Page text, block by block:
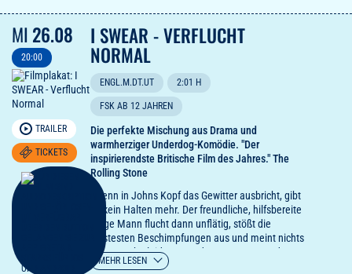
MI 26.08
20:00
TRAILER
TICKETS
I SWEAR - VERFLUCHT
NORMAL
ENGL.M.DT.UT 2:01 H
FSK AB 12 JAHREN
Die perfekte Mischung aus Drama und
warmherziger Underdog-Komödie. "Der
inspirierendste Britische Film des Jahres." The
Rolling Stone
"Wenn in Johns Kopf das Gewitter ausbricht, gibt
es kein Halten mehr. Der freundliche, hilfsbereite
junge Mann flucht dann unflätig, stößt die
wüstesten Beschimpfungen aus und meint nichts
davon. John leidet unter dem Tourette-Syndrom,
er wird deshalb gehänselt, gedemütigt und
MEHR LESEN